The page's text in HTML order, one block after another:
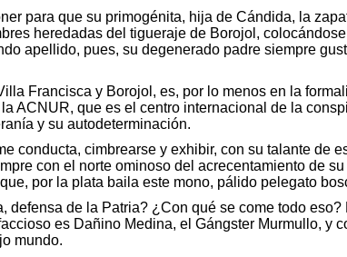
para que su primogénita, hija de Cándida, la
heredadas del tigueraje de Borojol,
apellido, pues, su degenerado padre siempre
Francisca y Borojol, es, por lo menos en la
ACNUR, que es el centro internacional de la
y su autodeterminación.
conducta, cimbrearse y exhibir, con su talante de
con el norte ominoso del acrecentamiento de
por la plata baila este mono, pálido pelegato
de la Patria? ¿Con qué se come todo
es Dañino Medina, el Gángster Murmullo, y
mundo.